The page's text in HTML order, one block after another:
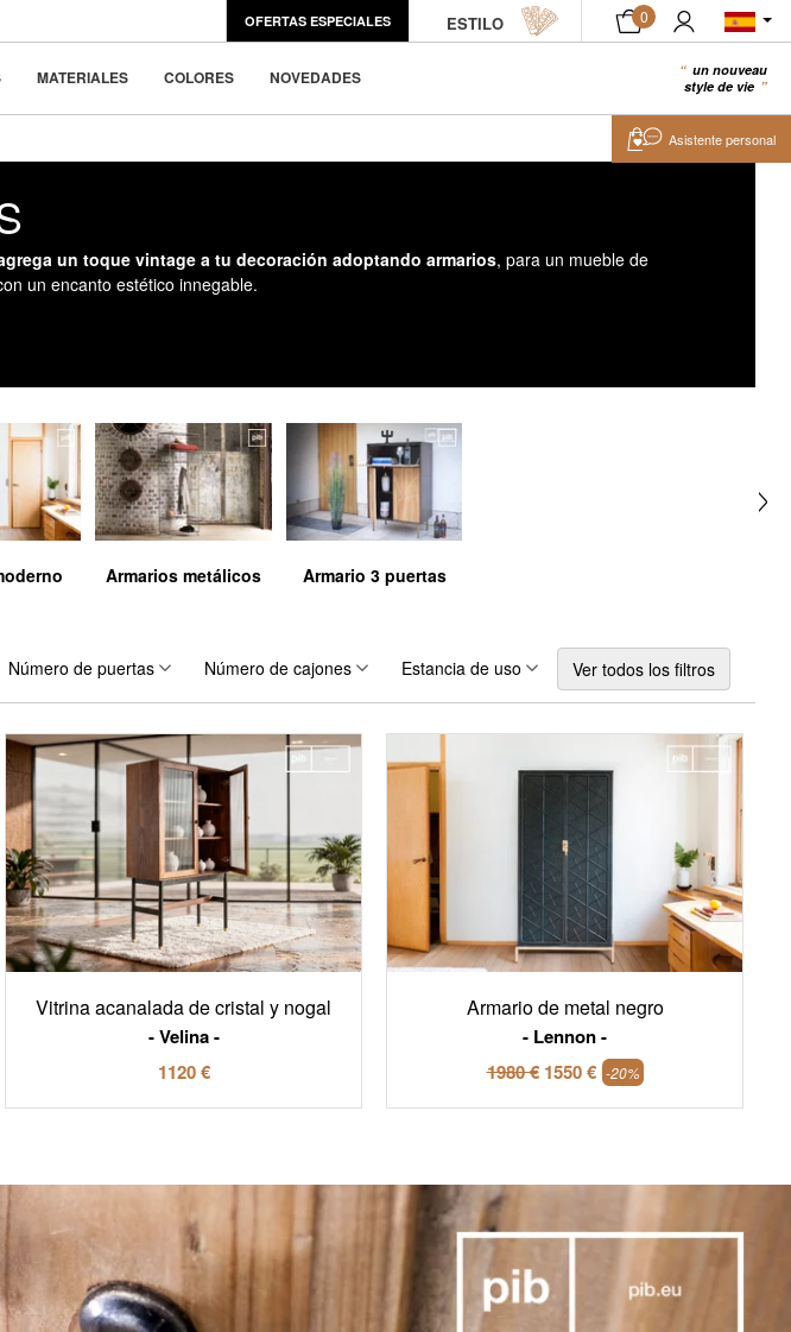
OFERTAS ESPECIALES ESTILO 0
MATERIALES COLORES NOVEDADES
un nouveau
style de vie
un toque vintage a tu decoración adoptando armarios, para un mueble de
un encanto estético innegable.
Armarios metálicos Armario 3 puertas
Número de puertas Número de cajones Estancia de uso Ver todos los filtros
Vitrina acanalada de cristal y nogal
Velina
1120 €
Armario de metal negro
Lennon
1980 €1550 € -20%
Asistente personal